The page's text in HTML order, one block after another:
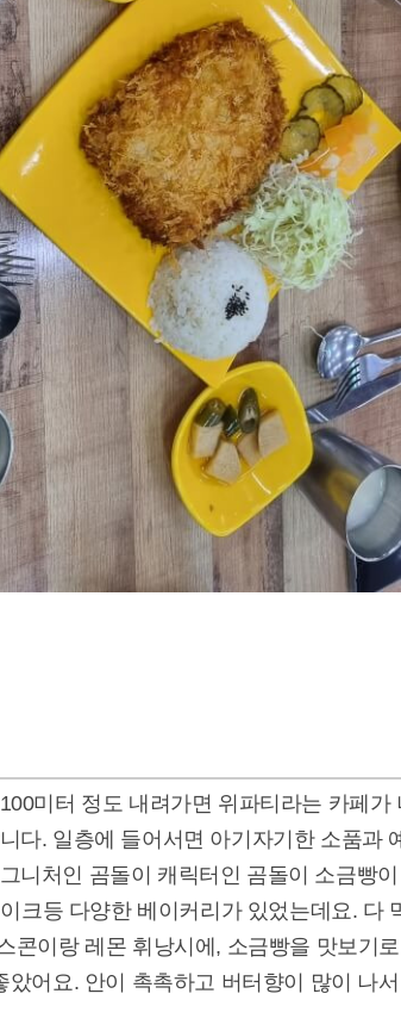
미터 정도 내려가면 위파티라는 카페가
다. 일층에 들어서면 아기자기한 소품과
니처인 곰돌이 캐릭터인 곰돌이 소금빵
크등 다양한 베이커리가 있었는데요. 다
콘이랑 레몬 휘낭시에, 소금빵을 맛보기
어요. 안이 촉촉하고 버터향이 많이 나